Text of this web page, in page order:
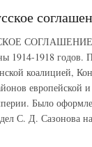
СОГЛАШЕНИЕ
1914-1918 годов.
коалицией,
европейской
Было
С. Д. Сазонова